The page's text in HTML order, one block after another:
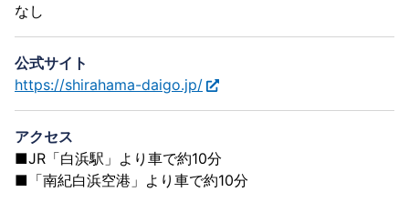
なし
公式サイト
https://shirahama-daigo.jp/
アクセス
■JR「白浜駅」より車で約10分
■「南紀白浜空港」より車で約10分